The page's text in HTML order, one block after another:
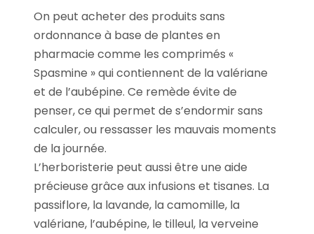
On peut acheter des produits sans
ordonnance à base de plantes en
pharmacie comme les comprimés «
Spasmine » qui contiennent de la valériane
et de l’aubépine. Ce remède évite de
penser, ce qui permet de s’endormir sans
calculer, ou ressasser les mauvais moments
de la journée.
L’herboristerie peut aussi être une aide
précieuse grâce aux infusions et tisanes. La
passiflore, la lavande, la camomille, la
valériane, l’aubépine, le tilleul, la verveine